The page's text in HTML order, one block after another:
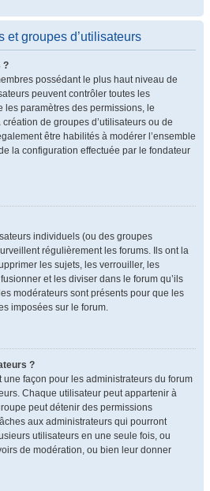
et groupes d’utilisateurs
?
possédant le plus haut niveau de
peuvent contrôler toutes les
les paramètres des permissions, le
de groupes d’utilisateurs ou de
être habilités à modérer l’ensemble
la configuration effectuée par le fondateur
individuels (ou des groupes
régulièrement les forums. Ils ont la
les sujets, les verrouiller, les
et les diviser dans le forum qu’ils
modérateurs sont présents pour que les
imposées sur le forum.
?
une façon pour les administrateurs du forum
Chaque utilisateur peut appartenir à
peut détenir des permissions
aux administrateurs qui pourront
utilisateurs en une seule fois, ou
de modération, ou bien leur donner